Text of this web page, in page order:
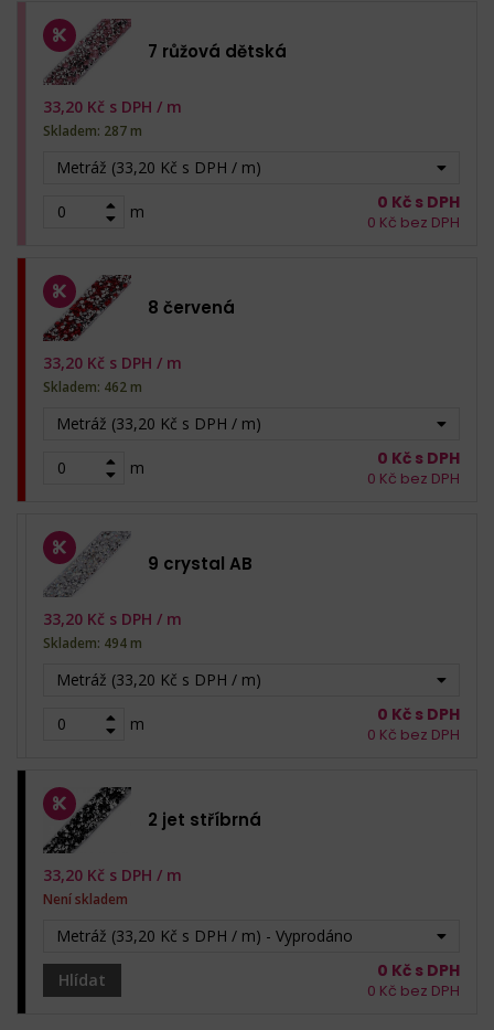
7 růžová dětská
Metráž (33,20 Kč s DPH / m)
m
33,20 Kč s DPH / m
Skladem: 287 m
0 Kč s DPH
0 Kč bez DPH
8 červená
Metráž (33,20 Kč s DPH / m)
m
33,20 Kč s DPH / m
Skladem: 462 m
0 Kč s DPH
0 Kč bez DPH
9 crystal AB
Metráž (33,20 Kč s DPH / m)
m
33,20 Kč s DPH / m
Skladem: 494 m
0 Kč s DPH
0 Kč bez DPH
2 jet stříbrná
Metráž (33,20 Kč s DPH / m) - Vyprodáno
Hlídat
33,20 Kč s DPH / m
Není skladem
0 Kč s DPH
0 Kč bez DPH